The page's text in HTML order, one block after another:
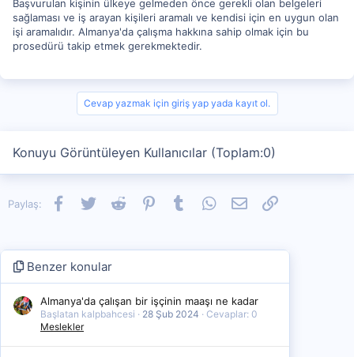
Başvurulan kişinin ülkeye gelmeden önce gerekli olan belgeleri
sağlaması ve iş arayan kişileri aramalı ve kendisi için en uygun olan
işi aramalıdır. Almanya'da çalışma hakkına sahip olmak için bu
prosedürü takip etmek gerekmektedir.
Cevap yazmak için giriş yap yada kayıt ol.
Konuyu Görüntüleyen Kullanıcılar (Toplam:0)
Paylaş: Facebook
TwitterReddit PinterestTumblrWhatsApp
E-postaLink
Benzer konular
Almanya'da çalışan bir işçinin maaşı ne kadar
Başlatan kalpbahcesi 28 Şub 2024
Cevaplar: 0
Meslekler